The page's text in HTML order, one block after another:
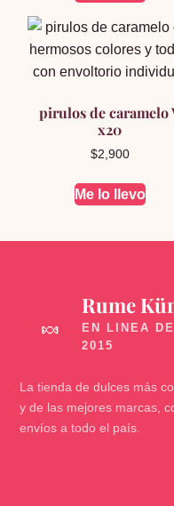
pirulos de caramelo
x20
$2,900
Me lo llevo
🍬
Rume
La tienda de dulces más
y de las mejores marcas,
envíos a todo el país.